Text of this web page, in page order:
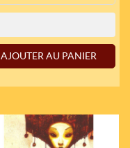
AJOUTER AU PANIER